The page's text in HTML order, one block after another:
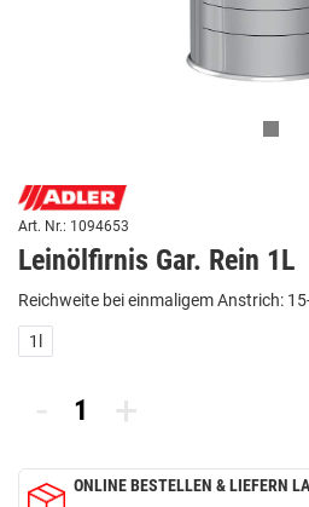
Art. Nr.: 1094653
Leinölfirnis Gar. Rein 1L
Reichweite bei einmaligem Anstrich:
1l
- +
ONLINE BESTELLEN & LIEFERN